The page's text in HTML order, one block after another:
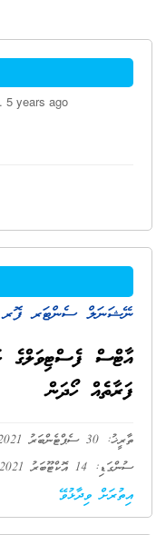
. 5 years ago
ނޭޝަނަލް ސެންޓަރ
އާޓްސް ފެސްޓިވަލްގެ
ފަރާތެއް ހޯދަން
ތާރީޚު: 30 ސެޕްޓެންބަރު 2021
ސުންގަޑި: 14 އޮކްޓޫބަރު 2021 11:00
އިތުރަށް ވިދާޅުވޭ